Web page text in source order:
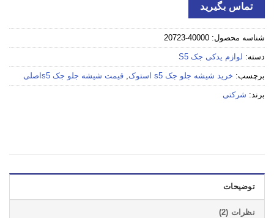
تماس بگیرید
شناسه محصول: 40000-20723
دسته: لوازم یدکی جک S5
برچسب: خرید شیشه جلو جک s5 استوک قیمت شیشه جلو جک s5اصلی
برند: شرکتی
توضیحات
نظرات (2)